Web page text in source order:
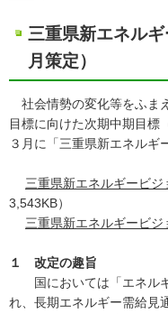
三重県新エネル
月策定）
社会情勢の変化等をふま
目標に向けた次期中期目標
３月に「三重県新エネルギ
三重県新エネルギービジ
3,543KB）
三重県新エネルギービジ
１ 改定の趣旨
国においては「エネルギ
れ、長期エネルギー需給見